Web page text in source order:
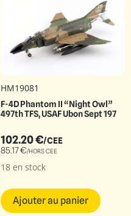
HM19081
F-4D Phantom II “Night Owl”
497th TFS, USAF Ubon Sept 197
102.20€/CEE
85.17€/HORS CEE
18 en stock
Ajouter au panier